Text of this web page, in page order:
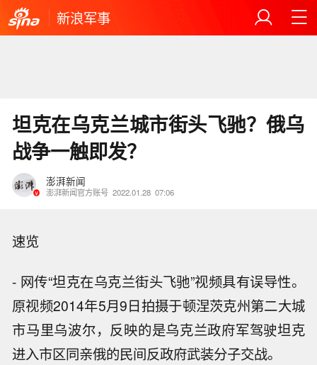
新浪军事
坦克在乌克兰城市街头飞驰？俄乌
战争一触即发？
澎湃新闻
澎湃新闻官方账号 2022.01.28 07:06
速览
- 网传“坦克在乌克兰街头飞驰”视频具有误导性。
原视频2014年5月9日拍摄于顿涅茨克州第二大城
市马里乌波尔，反映的是乌克兰政府军驾驶坦克
进入市区同亲俄的民间反政府武装分子交战。